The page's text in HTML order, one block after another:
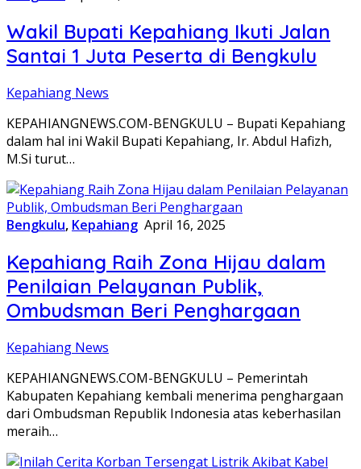
Wakil Bupati Kepahiang Ikuti Jalan
Santai 1 Juta Peserta di Bengkulu
Kepahiang News
KEPAHIANGNEWS.COM-BENGKULU – Bupati Kepahiang
dalam hal ini Wakil Bupati Kepahiang, Ir. Abdul Hafizh,
M.Si turut…
Bengkulu, Kepahiang April 16, 2025
Kepahiang Raih Zona Hijau dalam
Penilaian Pelayanan Publik,
Ombudsman Beri Penghargaan
Kepahiang News
KEPAHIANGNEWS.COM-BENGKULU – Pemerintah
Kabupaten Kepahiang kembali menerima penghargaan
dari Ombudsman Republik Indonesia atas keberhasilan
meraih…